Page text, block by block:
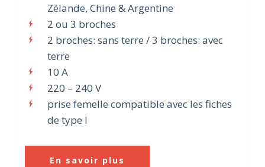
Zélande, Chine & Argentine
2 ou 3 broches
2 broches: sans terre / 3 broches: avec
terre
10 A
220 – 240 V
prise femelle compatible avec les fiches
de type I
En savoir plus